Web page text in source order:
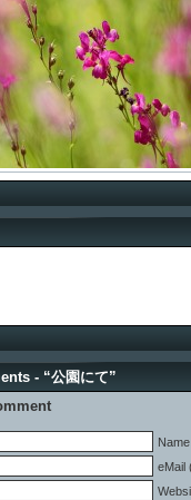
- “公園にて”
eMail